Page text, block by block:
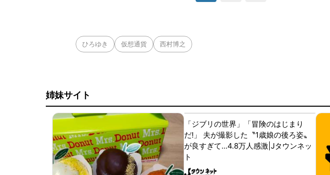
ひろゆき 仮想通貨 西村博之
姉妹サイト
「ジブリの世界」「冒険のはじまり
だ!」 夫が撮影した〝1歳娘の後ろ姿〟
が良すぎて...4.8万人感激|Jタウンネッ
ト